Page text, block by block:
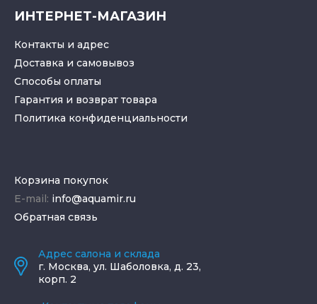
ИНТЕРНЕТ-МАГАЗИН
Контакты и адрес
Доставка и самовывоз
Способы оплаты
Гарантия и возврат товара
Политика конфиденциальности
Корзина покупок
E-mail: info@aquamir.ru
Обратная связь
Адрес салона и склада
г. Москва, ул. Шаболовка, д. 23,
корп. 2